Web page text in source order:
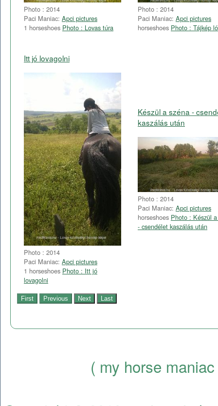
Photo : 2014
Paci Maniac: Apci pictures
1 horseshoes Photo : Lovas túra
Photo : 2014
Paci Maniac: Apci pictures
horseshoes Photo : Tájkép
Itt jó lovagolni
Photo : 2014
Paci Maniac: Apci pictures
1 horseshoes Photo : Itt jó
lovagolni
Készül a széna -
kaszálás után
Photo : 2014
Paci Maniac: Apci pictures
horseshoes Photo : Készül
- csendélet kaszálás után
( my horse